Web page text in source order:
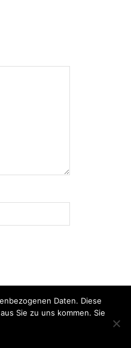
Daten. Diese
Sie zu uns kommen. Sie